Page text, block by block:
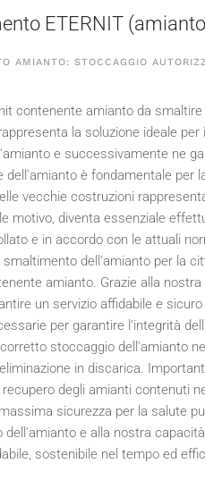
ETERNIT
AMIANTO: STOCCAGGIO
contenente amianto da
la soluzione ideale
e successivamente ne
dell'amianto è fondamentale per
vecchie costruzioni
motivo, diventa essenziale
e in accordo con le attuali
smaltimento dell'amianto per la
amianto. Grazie alla
un servizio affidabile e
per garantire l'integrità
stoccaggio dell'amianto
in discarica.
recupero degli amianti contenuti
sicurezza per la salute
dell'amianto e alla nostra
sostenibile nel tempo ed